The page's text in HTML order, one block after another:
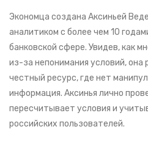
Экономца создана Аксиньей
аналитиком с более чем 10
банковской сфере. Увидев, как
из-за непонимания условий, она
честный ресурс, где нет
информация. Аксинья лично
пересчитывает условия и
российских пользователей.